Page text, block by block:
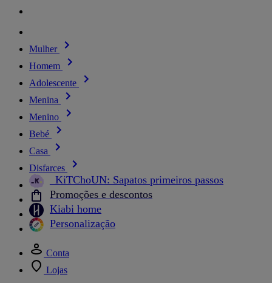
Mulher
Homem
Adolescente
Menina
Menino
Bebé
Casa
Disfarces
_KiTChoUN: Sapatos primeiros passos
Promoções e descontos
Kiabi home
Personalização
Conta
Lojas